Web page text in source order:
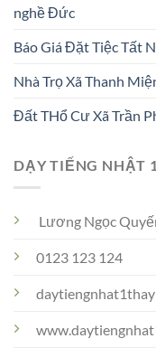
nghề Đức
Báo Giá Đặt Tiệc Tất
Nhà Trọ Xã Thanh
Đất THổ Cư Xã Trần
DẠY TIẾNG NHẬT
Lương Ngọc
0123 123 124